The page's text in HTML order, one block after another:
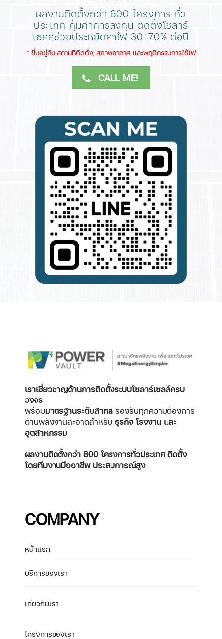
ผลงานติดตั้งกว่า 600 โครงการ ทั่ว
ประเทศ คุ้มค่าการลงทุน ติดตั้งโซลาร์
เซลล์ช่วยประหยัดค่าไฟ 30-70% ต่อปี
​* ขึ้นอยู่กับ สถานที่ติดตั้ง, สภาพอากาศ​ และพฤติกรรมการใช้ไฟ
CALL ME!
เราเชี่ยวชาญด้านการติดตั้งระบบโซลาร์เซลล์ครบ
วงจร
พร้อมมาตรฐานระดับสากล รองรับทุกความต้องการ
ด้านพลังงานสะอาดสำหรับ ธุรกิจ โรงงาน และ
อุตสาหกรรม
ผลงานติดตั้งกว่า 800 โครงการทั่วประเทศติดตั้ง
โดยทีมงานมืออาชีพ ประสบการณ์สูง
COMPANY
หน้าแรก
บริการของเรา
เกี่ยวกับเรา
โครงการของเรา